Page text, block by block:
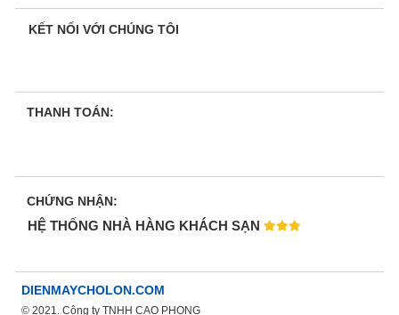
HỆ THỐNG NHÀ HÀNG KHÁCH SẠN
KẾT NỐI VỚI CHÚNG TÔI
THANH TOÁN:
CHỨNG NHẬN:
DIENMAYCHOLON.COM
© 2021. Công ty TNHH CAO PHONG